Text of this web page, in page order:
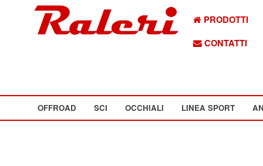
PRODOTTI
CONTATTI
OFFROAD SCI OCCHIALI LINEA SPORT